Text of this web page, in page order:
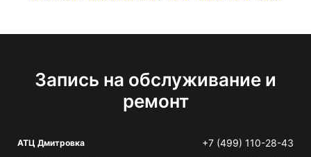
Запись на обслуживание и
ремонт
АТЦ Дмитровка +7 (499) 110-28-43